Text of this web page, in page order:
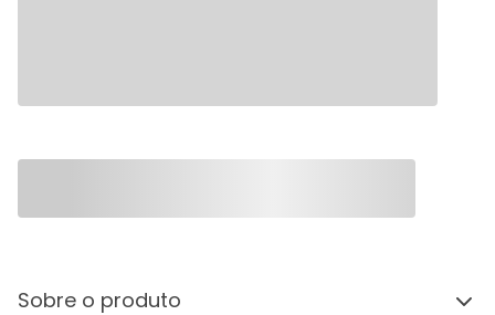
Sobre o produto